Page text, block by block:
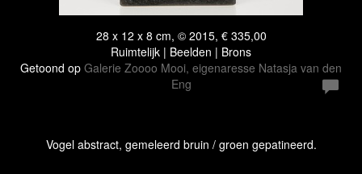
28 x 12 x 8 cm, © 2015, € 335,00
Ruimtelijk | Beelden | Brons
Getoond op Galerie Zoooo Mooi, eigenaresse Natasja van den
Eng
Vogel abstract, gemeleerd bruin / groen gepatineerd.